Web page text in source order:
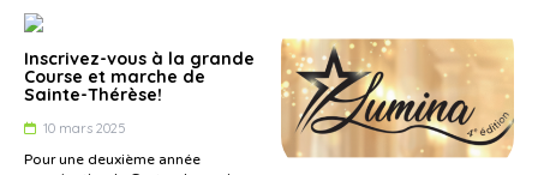
Inscrivez-vous à la grande
Course et marche de
Sainte-Thérèse!
10 mars 2025
Pour une deuxième année